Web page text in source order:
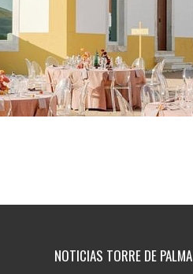
NOTICIAS TORRE DE PALMA